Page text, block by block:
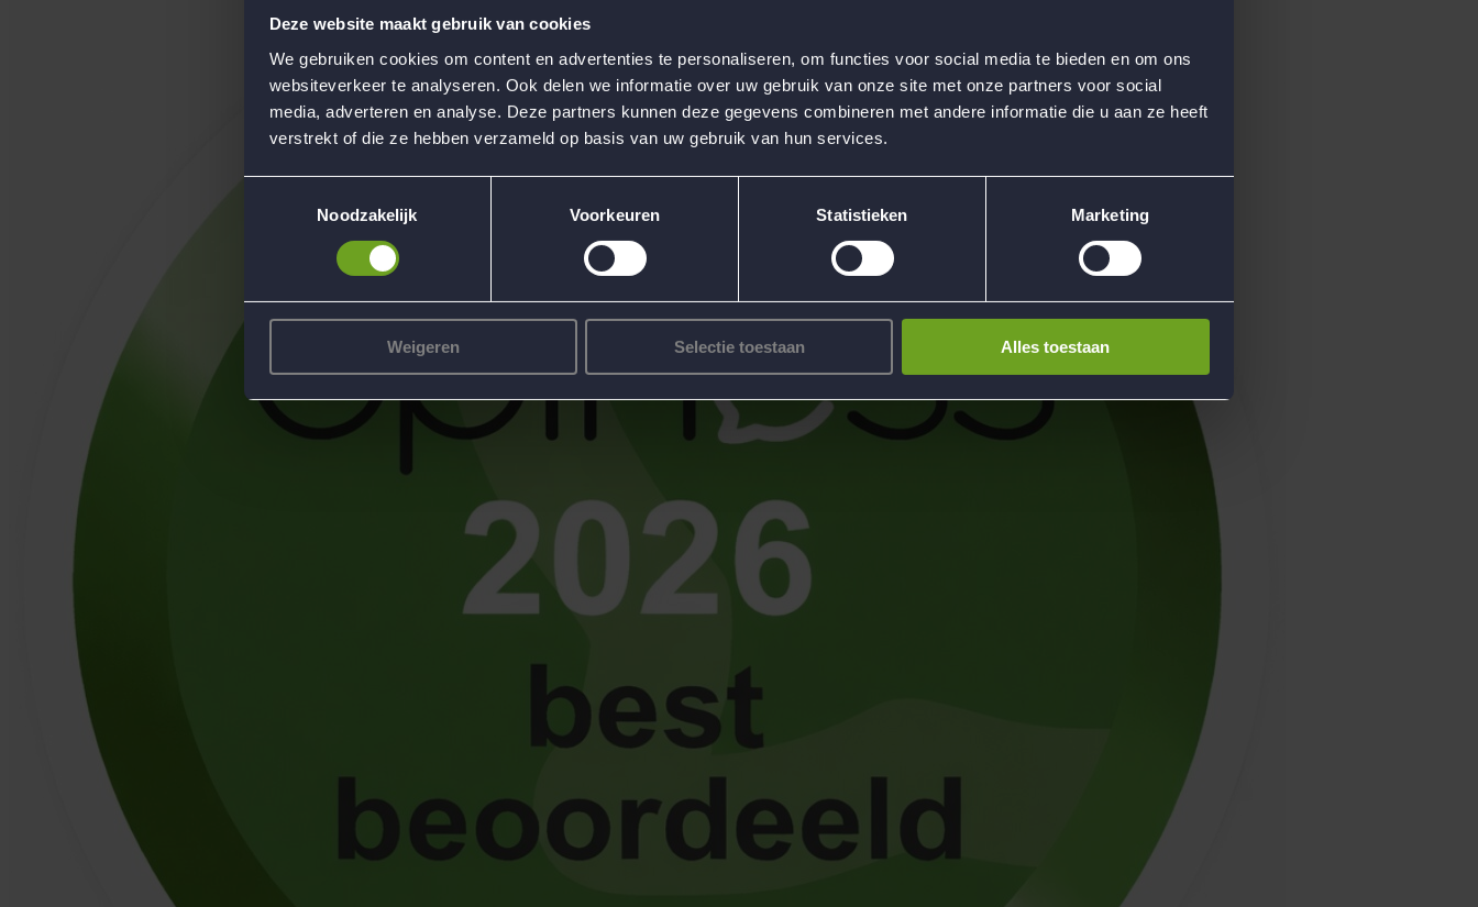
Deze website maakt gebruik van cookies
We gebruiken cookies om content en advertenties te personaliseren, om functies voor social media te bieden en om ons
websiteverkeer te analyseren. Ook delen we informatie over uw gebruik van onze site met onze partners voor social
media, adverteren en analyse. Deze partners kunnen deze gegevens combineren met andere informatie die u aan ze heeft
verstrekt of die ze hebben verzameld op basis van uw gebruik van hun services.
Noodzakelijk
Voorkeuren Statistieken Marketing
Weigeren Selectie toestaan Alles toestaan